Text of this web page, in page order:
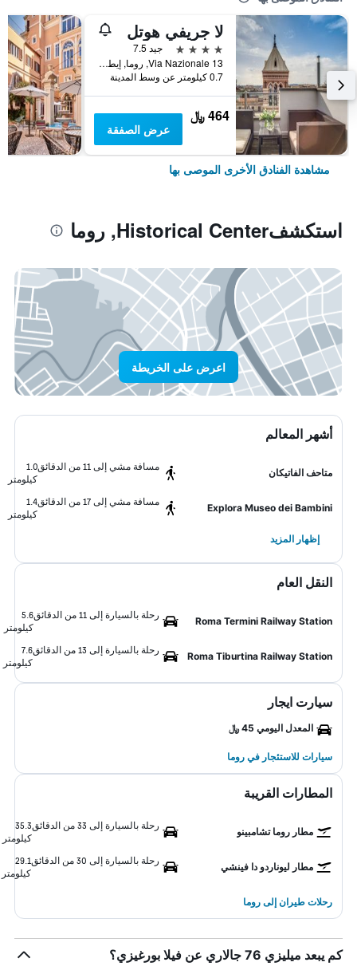
لا جريفي هوتل
4 نجوم
جيد 7.5
Via Nazionale 13, روما, إيطاليا
0.7 كيلومتر عن وسط المدينة
464 ﷼
عرض الصفقة
مشاهدة الفنادق الأخرى الموصى بها
استكشفHistorical Center, روما
اعرض على الخريطة
أشهر المعالم
متاحف الفاتيكان
مسافة مشي إلى 11 من الدقائق
1.0
كيلومتر
Explora Museo dei Bambini
مسافة مشي إلى 17 من الدقائق
1.4
كيلومتر
إظهار المزيد
النقل العام
Roma Termini Railway Station
رحلة بالسيارة إلى 11 من الدقائق
5.6
كيلومتر
Roma Tiburtina Railway Station
رحلة بالسيارة إلى 13 من الدقائق
7.6
كيلومتر
سيارت ايجار
المعدل اليومي 45 ﷼
سيارات للاستئجار في روما
المطارات القريبة
مطار روما تشامبينو
رحلة بالسيارة إلى 33 من الدقائق
35.3
كيلومتر
مطار ليوناردو دا فينشي
رحلة بالسيارة إلى 30 من الدقائق
29.1
كيلومتر
رحلات طيران إلى روما
كم يبعد ميليزي 76 جالاري عن فيلا بورغيزي؟